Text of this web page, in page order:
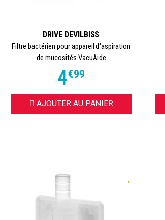
DRIVE DEVILBISS
Filtre bactérien pour appareil d'aspiration
de mucosités VacuAide
4€99
AJOUTER AU PANIER